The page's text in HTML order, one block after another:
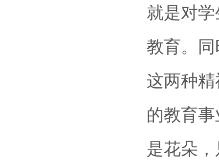
就是对
教育。
这两种
的教育
是花朵